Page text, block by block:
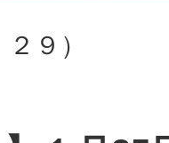
９）